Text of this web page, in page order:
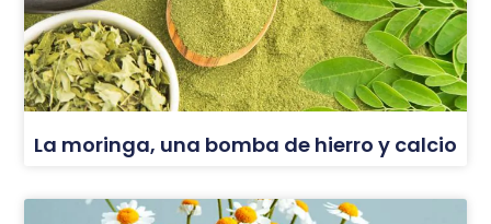
La moringa, una bomba de hierro y calcio